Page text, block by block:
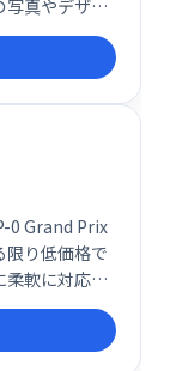
写真やデザイ
、販促物やイ
ます。
0 Grand Prix
限り低価格で
柔軟に対応
します。長年
ビジネスを